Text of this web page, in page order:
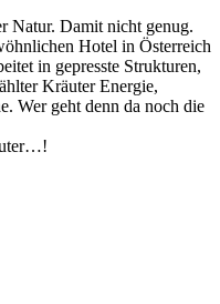
Natur. Damit nicht genug.
Hotel in Österreich
in gepresste Strukturen,
Kräuter Energie,
Wer geht denn da noch die